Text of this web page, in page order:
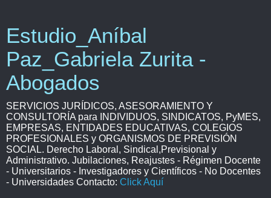
Estudio_Aníbal
Paz_Gabriela Zurita -
Abogados
SERVICIOS JURÍDICOS, ASESORAMIENTO Y
CONSULTORÍA para INDIVIDUOS, SINDICATOS, PyMES,
EMPRESAS, ENTIDADES EDUCATIVAS, COLEGIOS
PROFESIONALES y ORGANISMOS DE PREVISIÓN
SOCIAL. Derecho Laboral, Sindical,Previsional y
Administrativo. Jubilaciones, Reajustes - Régimen Docente
- Universitarios - Investigadores y Científicos - No Docentes
- Universidades Contacto: Click Aquí